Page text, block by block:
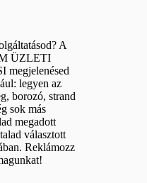
A
ÜZLETI
legyen az
borozó, strand
sok más
megadott
választott
Reklámozz